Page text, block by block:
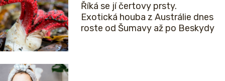
Říká se jí čertovy prsty.
Exotická houba z Austrálie dnes
roste od Šumavy až po Beskydy